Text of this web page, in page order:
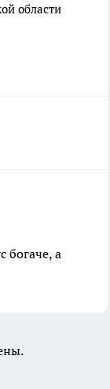
области
богаче, а